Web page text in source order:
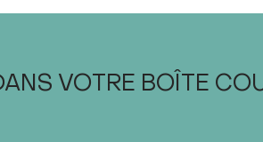
VOTRE BOÎTE